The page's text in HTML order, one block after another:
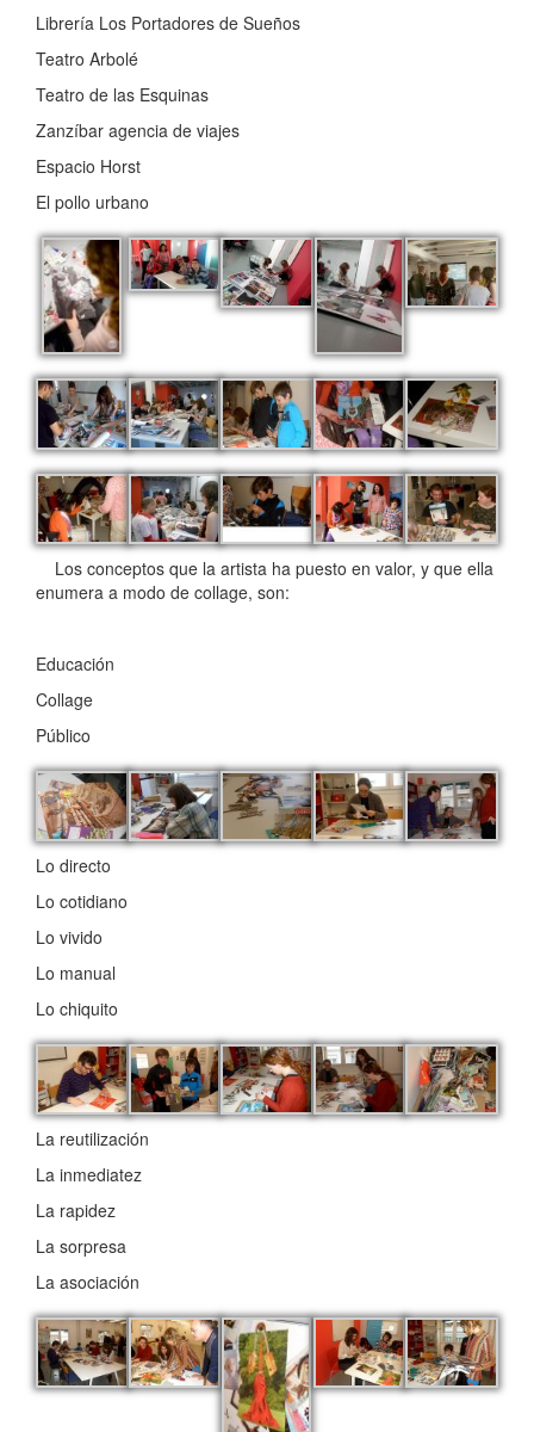
Librería Los Portadores de Sueños
Teatro Arbolé
Teatro de las Esquinas
Zanzíbar agencia de viajes
Espacio Horst
El pollo urbano
Los conceptos que la artista ha puesto en valor, y que ella
enumera a modo de collage, son:
Educación
Collage
Público
Lo directo
Lo cotidiano
Lo vivido
Lo manual
Lo chiquito
La reutilización
La inmediatez
La rapidez
La sorpresa
La asociación